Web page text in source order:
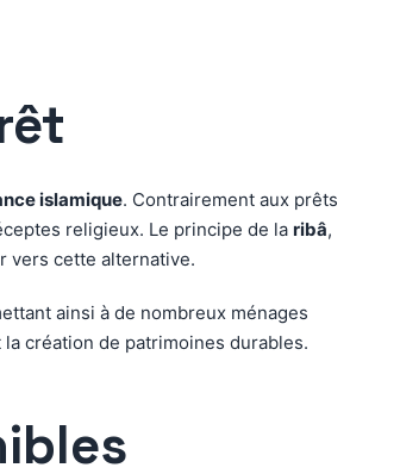
islamique. Contrairement aux prêts
religieux. Le principe de la ribâ,
vers cette alternative.
ainsi à de nombreux ménages
création de patrimoines durables.